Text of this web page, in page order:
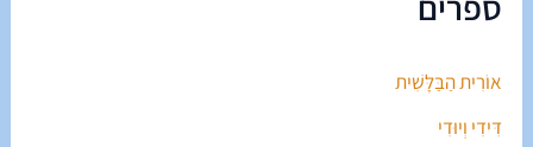
אוֹרִית הַבַּלָּשִׁית
דִּידִי וְיוּדִי